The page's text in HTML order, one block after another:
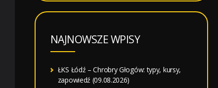
NAJNOWSZE WPISY
ŁKS Łódź – Chrobry Głogów: typy, kursy,
zapowiedź (09.08.2026)